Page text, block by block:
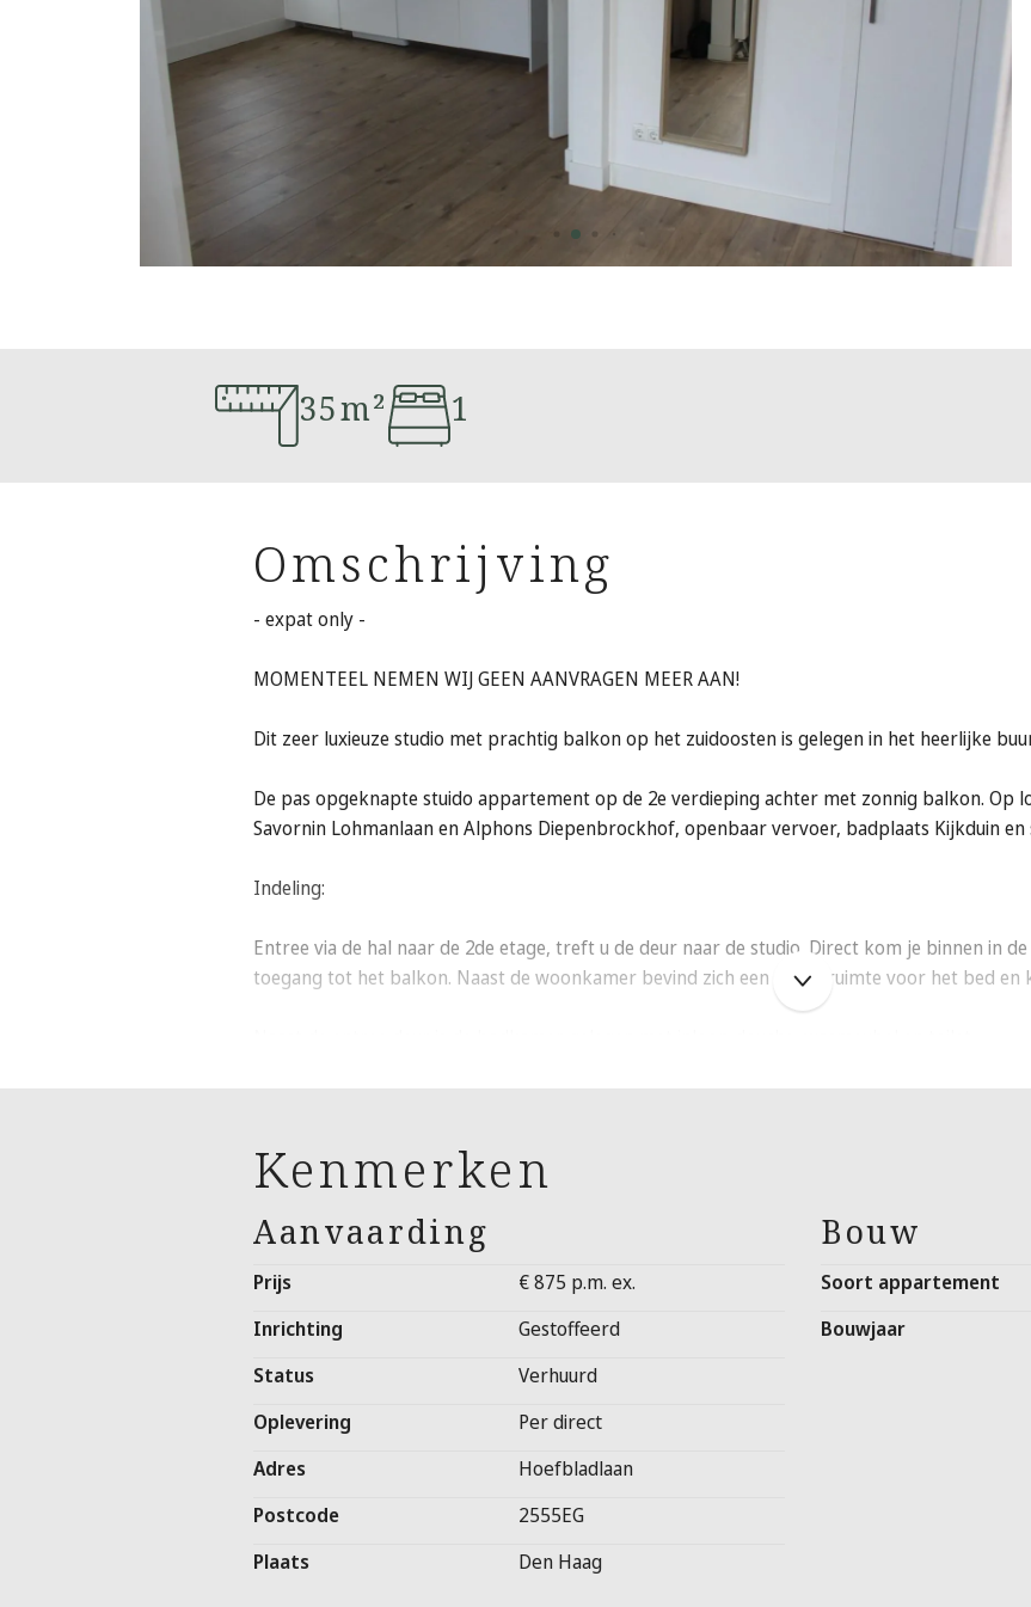
35m² 1
Omschrijving
- expat only -
MOMENTEEL NEMEN WIJ GEEN AANVRAGEN MEER AAN!
Dit zeer luxieuze studio met prachtig balkon op het zuidoosten is gelegen in het heerlijke
De pas opgeknapte stuido appartement op de 2e verdieping achter met zonnig balkon. Op
Savornin Lohmanlaan en Alphons Diepenbrockhof, openbaar vervoer, badplaats Kijkduin en
Indeling:
Entree via de hal naar de 2de etage, treft u de deur naar de studio. Direct kom je binnen in
toegang tot het balkon. Naast de woonkamer bevind zich een ruime ruimte voor het bed en
Kenmerken
Aanvaarding
Prijs
€ 875 p.m. ex.
Inrichting
Gestoffeerd
Status
Verhuurd
Oplevering
Per direct
Adres
Hoefbladlaan
Postcode
2555EG
Plaats
Den Haag
Bouw
Soort appartement
Bouwjaar